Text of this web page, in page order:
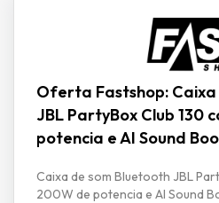
Oferta Fastshop:
JBL PartyBox Club 130
potencia e AI Sound
Caixa de som Bluetooth JBL
200W de potencia e AI Sound